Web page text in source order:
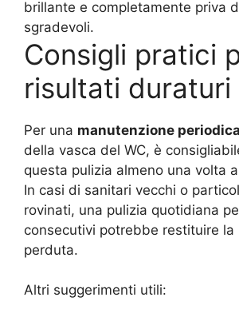
brillante e completamente priva
sgradevoli.
Consigli pratici
risultati duraturi
Per una manutenzione periodica
della vasca del WC, è
questa pulizia almeno una volta
In casi di sanitari vecchi o
rovinati, una pulizia quotidiana
consecutivi potrebbe restituire la
perduta.
Altri suggerimenti utili: